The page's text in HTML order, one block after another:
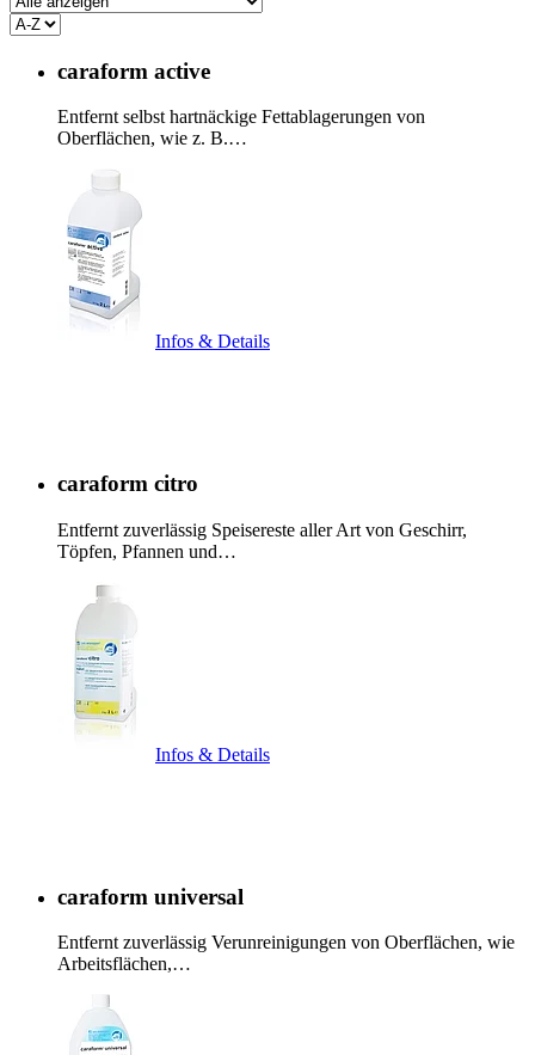
caraform active
Entfernt selbst hartnäckige Fettablagerungen von
Oberflächen, wie z. B.…
Infos & Details
caraform citro
Entfernt zuverlässig Speisereste aller Art von Geschirr,
Töpfen, Pfannen und…
Infos & Details
caraform universal
Entfernt zuverlässig Verunreinigungen von Oberflächen, wie
Arbeitsflächen,…